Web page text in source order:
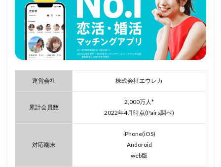
運営会社 株式会社エウレカ
累計会員数
2,000万人*
2022年4月時点(Pairs調べ)
対応端末
iPhone(iOS)
Andoroid
web版